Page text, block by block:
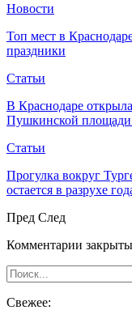
Новости
Топ мест в
праздники
Статьи
В Краснодаре
Пушкинской
Статьи
Прогулка вокруг
остается в разрухе
Пред След
Комментарии
Свежее: